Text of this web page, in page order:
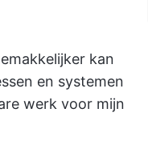
kan
en systemen
werk voor mijn